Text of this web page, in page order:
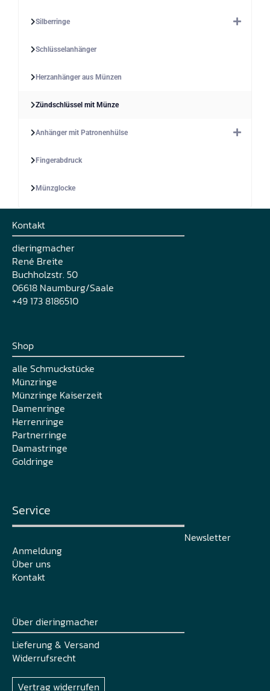
Silberringe
Schlüsselanhänger
Herzanhänger aus Münzen
Zündschlüssel mit Münze
Anhänger mit Patronenhülse
Fingerabdruck
Münzglocke
Kontakt
dieringmacher
René Breite
Buchholzstr. 50
06618 Naumburg/Saale
+49 173 8186510
Shop
alle Schmuckstücke
Münzringe
Münzringe Kaiserzeit
Damenringe
Herrenringe
Partnerringe
Damastringe
Goldringe
Service
Newsletter
Anmeldung
Über uns
Kontakt
Über dieringmacher
Lieferung & Versand
Widerrufsrecht
Vertrag widerrufen